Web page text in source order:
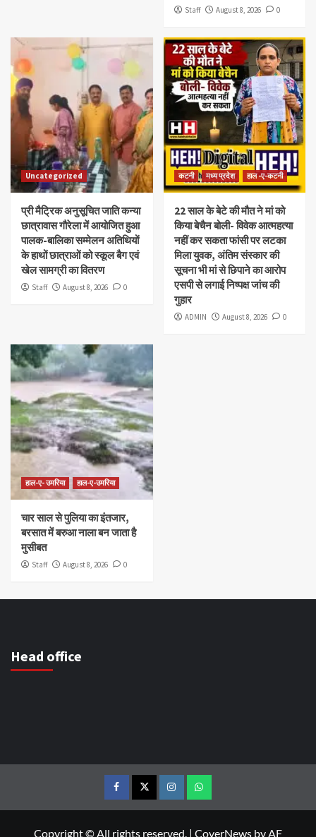
Staff August 8, 2026 0
Uncategorized
प्री मैट्रिक अनुसूचित जाति कन्या
छात्रावास गौरेला में आयोजित हुआ
पालक-बालिका सम्मेलन अतिथियों
के हाथों छात्राओं को स्कूल बैग एवं
खेल सामग्री का वितरण
Staff August 8, 2026 0
कटनी मध्य प्रदेश हाल -ए-कटनी
22 साल के बेटे की मौत ने मां को
किया बेचैन बोली- विवेक आत्महत्या
नहीं कर सकता फांसी पर लटका
मिला युवक, अंतिम संस्कार की
सूचना भी मां से छिपाने का आरोप
एसपी से लगाई निष्पक्ष जांच की
गुहार
ADMIN August 8, 2026 0
हाल-ए- उमरिया हाल-ए-उमरिया
चार साल से पुलिया का इंतजार,
बरसात में बरुआ नाला बन जाता है
मुसीबत
Staff August 8, 2026 0
Head office
Copyright © All rights reserved. | CoverNews by AF